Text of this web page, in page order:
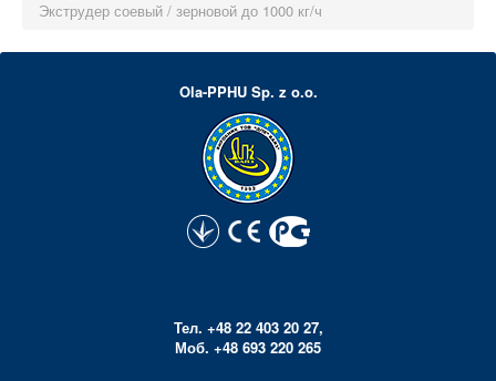
Экструдер соевый / зерновой до 1000 кг/ч
Ola-PPHU Sp. z o.o.
Тел. +48 22 403 20 27,
Моб. +48 693 220 265